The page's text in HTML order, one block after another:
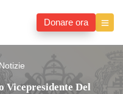
Donare ora
Vicepresidente Del